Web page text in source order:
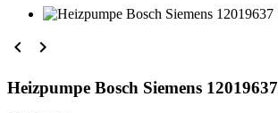
 
Heizpumpe Bosch Siemens 12019637